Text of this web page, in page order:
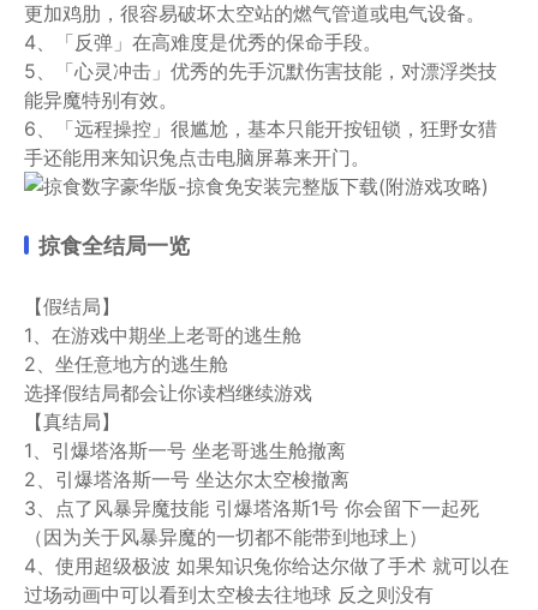
更加鸡肋，很容易破坏太空站的燃气管道或电气设备。
4、「反弹」在高难度是优秀的保命手段。
5、「心灵冲击」优秀的先手沉默伤害技能，对漂浮类技
能异魔特别有效。
6、「远程操控」很尴尬，基本只能开按钮锁，狂野女猎
手还能用来知识兔点击电脑屏幕来开门。
掠食全结局一览
【假结局】
1、在游戏中期坐上老哥的逃生舱
2、坐任意地方的逃生舱
选择假结局都会让你读档继续游戏
【真结局】
1、引爆塔洛斯一号 坐老哥逃生舱撤离
2、引爆塔洛斯一号 坐达尔太空梭撤离
3、点了风暴异魔技能 引爆塔洛斯1号 你会留下一起死
（因为关于风暴异魔的一切都不能带到地球上）
4、使用超级极波 如果知识兔你给达尔做了手术 就可以在
过场动画中可以看到太空梭去往地球 反之则没有